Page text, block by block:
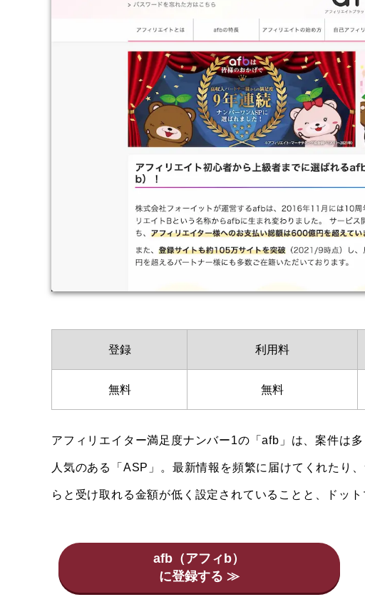
登録 利用料
無料 無料
アフィリエイター満足度ナンバー1の「afb」は、案件は
人気のある「ASP」。最新情報を頻繁に届けてくれたり
らと受け取れる金額が低く設定されていることと、ドッ
afb（アフィb）